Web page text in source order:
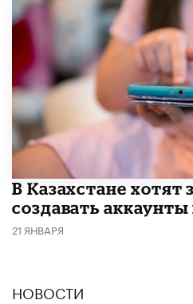
В Казахстане хотят
создавать аккаунты
21 ЯНВАРЯ
НОВОСТИ